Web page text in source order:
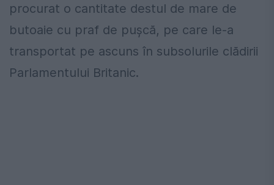
procurat o cantitate destul de mare de
butoaie cu praf de pușcă, pe care le-a
transportat pe ascuns în subsolurile clădirii
Parlamentului Britanic.